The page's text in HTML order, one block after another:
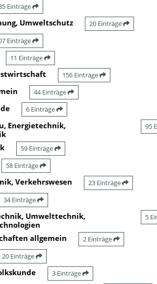
Einträge
Umweltschutz 20 Einträge
Einträge
11 Einträge
156 Einträge
44 Einträge
6 Einträge
Energietechnik,
95
59 Einträge
58 Einträge
Verkehrswesen 23 Einträge
34 Einträge
Umwelttechnik,
5
allgemein 2 Einträge
20 Einträge
3 Einträge